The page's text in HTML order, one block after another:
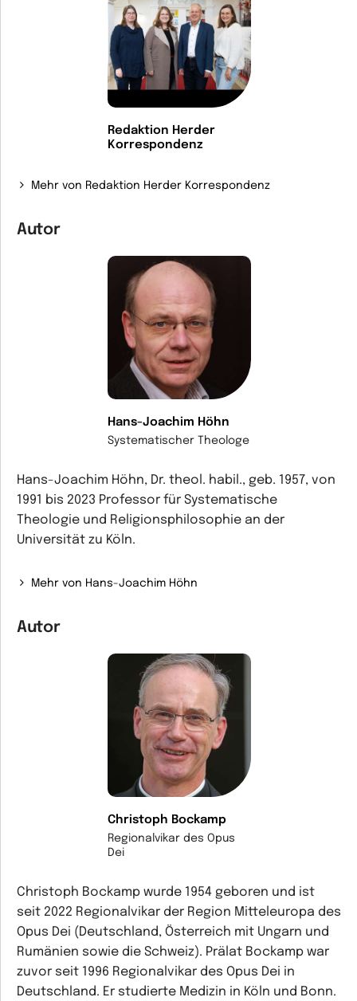
Redaktion Herder
Korrespondenz
Mehr von Redaktion Herder Korrespondenz
Autor
Hans-Joachim Höhn
Systematischer Theologe
Hans-Joachim Höhn, Dr. theol. habil., geb. 1957, von
1991 bis 2023 Professor für Systematische
Theologie und Religionsphilosophie an der
Universität zu Köln.
Mehr von Hans-Joachim Höhn
Autor
Christoph Bockamp
Regionalvikar des Opus
Dei
Christoph Bockamp wurde 1954 geboren und ist
seit 2022 Regionalvikar der Region Mitteleuropa des
Opus Dei (Deutschland, Österreich mit Ungarn und
Rumänien sowie die Schweiz). Prälat Bockamp war
zuvor seit 1996 Regionalvikar des Opus Dei in
Deutschland. Er studierte Medizin in Köln und Bonn.